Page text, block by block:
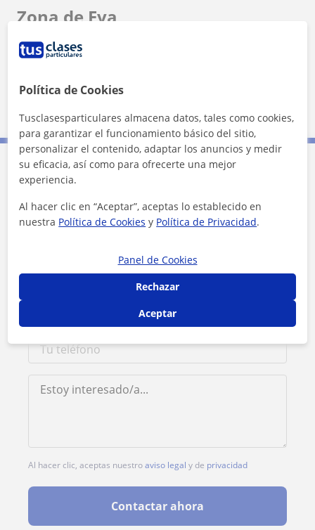
Zona de Eva
Localidades a las que se desplaza para dar clase
Contacta con Eva
Tarifa 15€/h
Al hacer clic, aceptas nuestroaviso legal y de privacidad
Contactar ahora
Política de Cookies
Tusclasesparticulares almacena datos, tales como cookies,
para garantizar el funcionamiento básico del sitio,
personalizar el contenido, adaptar los anuncios y medir
su eficacia, así como para ofrecerte una mejor
experiencia.
Al hacer clic en “Aceptar”, aceptas lo establecido en
nuestra Política de Cookies y Política de Privacidad.
Panel de Cookies
Rechazar
Aceptar